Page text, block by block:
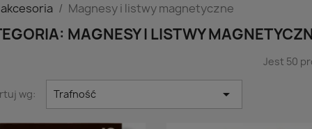
Magnesy i listwy magnetyczne
MAGNESY I LISTWY
Jest 50
wg: Trafność 